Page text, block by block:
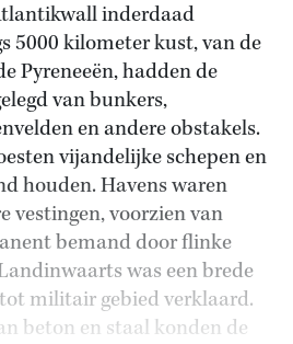
inderdaad
5000 kilometer kust, van de
Pyreneeën, hadden de
van bunkers,
en andere obstakels.
vijandelijke schepen en
houden. Havens waren
vestingen, voorzien van
bemand door flinke
was een brede
militair gebied verklaard.
beton en staal konden de